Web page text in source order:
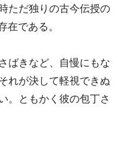
ただ独りの古今伝授の
である。
ばきなど、自慢にもな
れが決して軽視できぬ
。ともかく彼の包丁さ